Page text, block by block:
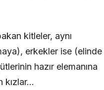
kitleler, aynı
erkekler ise (elinde
hazır elemanına
kızlar…